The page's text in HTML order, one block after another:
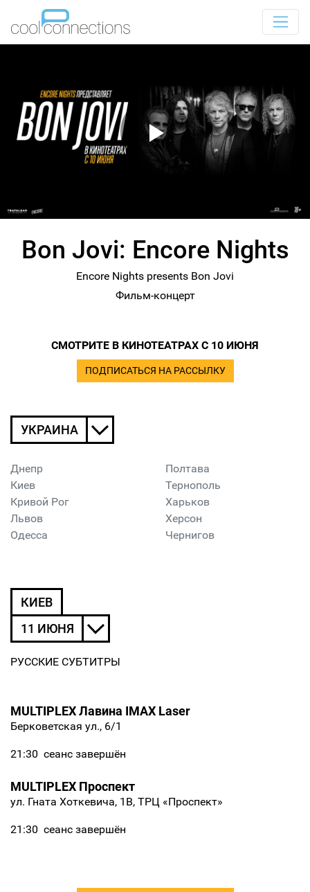
Bon Jovi: Encore Nights
Encore Nights presents Bon Jovi
Фильм-концерт
СМОТРИТЕ В КИНОТЕАТРАХ С 10 ИЮНЯ
ПОДПИСАТЬСЯ НА РАССЫЛКУ
УКРАИНА
Днепр
Киев
Кривой Рог
Львов
Одесса
Полтава
Тернополь
Харьков
Херсон
Чернигов
КИЕВ
11 ИЮНЯ
РУССКИЕ СУБТИТРЫ
MULTIPLEX Лавина IMAX Laser
Берковетская ул., 6/1
21:30 сеанс завершён
MULTIPLEX Проспект
ул. Гната Хоткевича, 1В, ТРЦ «Проспект»
21:30 сеанс завершён